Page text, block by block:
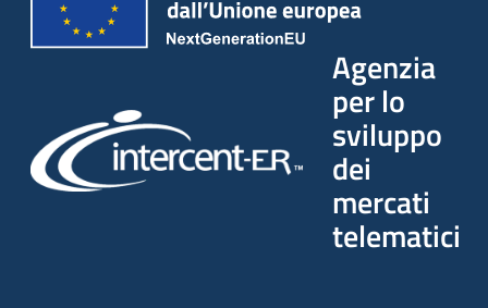
Agenzia
per lo
sviluppo
dei
mercati
telematici